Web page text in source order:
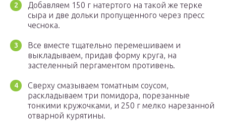
Добавляем 150 г натертого на такой же терке
сыра и две дольки пропущенного через пресс
чеснока.
Все вместе тщательно перемешиваем и
выкладываем, придав форму круга, на
застеленный пергаментом противень.
Сверху смазываем томатным соусом,
раскладываем три помидора, порезанные
тонкими кружочками, и 250 г мелко нарезанной
отварной курятины.